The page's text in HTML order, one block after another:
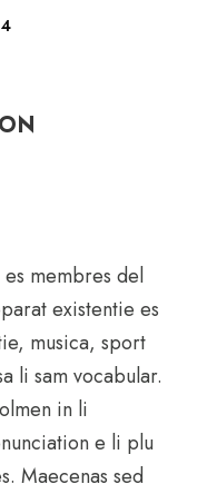
membres del
existentie es
musica, sport
li sam vocabular.
in li
e li plu
Maecenas sed